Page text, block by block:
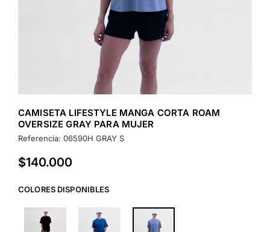
CAMISETA LIFESTYLE MANGA CORTA ROAM
OVERSIZE GRAY PARA MUJER
Referencia: 06590H GRAY S
Precio
$140.000
COLORES DISPONIBLES